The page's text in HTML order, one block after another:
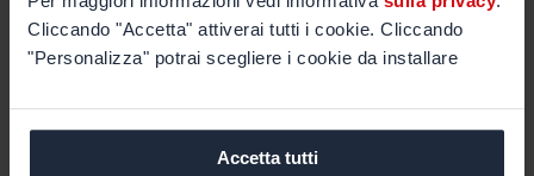
Cliccando "Accetta" attiverai tutti i cookie. Cliccando
"Personalizza" potrai scegliere i cookie da installare
Accetta tutti